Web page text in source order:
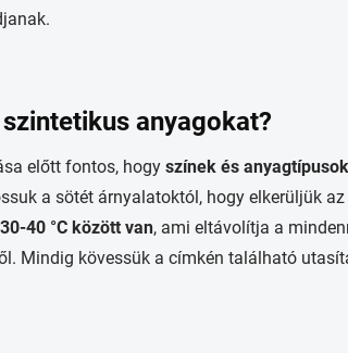
anyagokat?
előtt fontos, hogy színek és
a sötét árnyalatoktól, hogy elkerüljük
30-40 °C között van, ami eltávolítja a
Mindig kövessük a címkén található